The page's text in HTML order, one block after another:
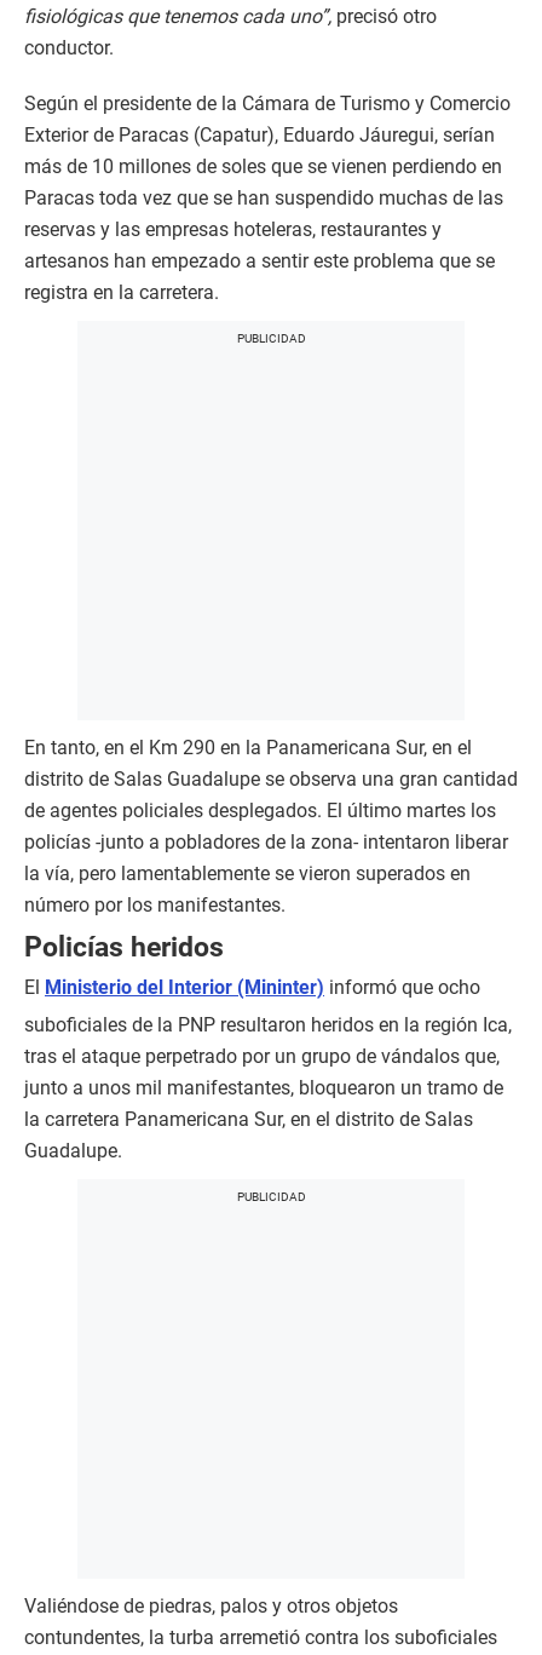
c
o
n
s
fisiológicas que tenemos cada uno”, precisó otro
conductor.
Según el presidente de la Cámara de Turismo y Comercio
Exterior de Paracas (Capatur), Eduardo Jáuregui, serían
más de 10 millones de soles que se vienen perdiendo en
Paracas toda vez que se han suspendido muchas de las
reservas y las empresas hoteleras, restaurantes y
artesanos han empezado a sentir este problema que se
registra en la carretera.
En tanto, en el Km 290 en la Panamericana Sur, en el
distrito de Salas Guadalupe se observa una gran cantidad
de agentes policiales desplegados. El último martes los
policías -junto a pobladores de la zona- intentaron liberar
la vía, pero lamentablemente se vieron superados en
número por los manifestantes.
Policías heridos
El Ministerio del Interior (Mininter) informó que ocho
suboficiales de la PNP resultaron heridos en la región Ica,
tras el ataque perpetrado por un grupo de vándalos que,
junto a unos mil manifestantes, bloquearon un tramo de
la carretera Panamericana Sur, en el distrito de Salas
Guadalupe.
Valiéndose de piedras, palos y otros objetos
contundentes, la turba arremetió contra los suboficiales